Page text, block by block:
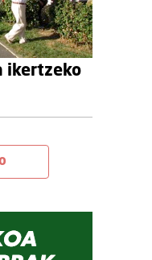
ikertzeko